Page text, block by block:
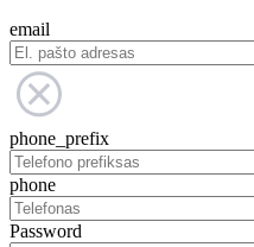
email
phone_prefix
phone
Password